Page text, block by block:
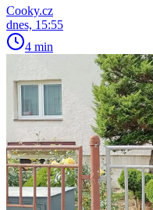
Cooky.cz
dnes, 15:55
4 min